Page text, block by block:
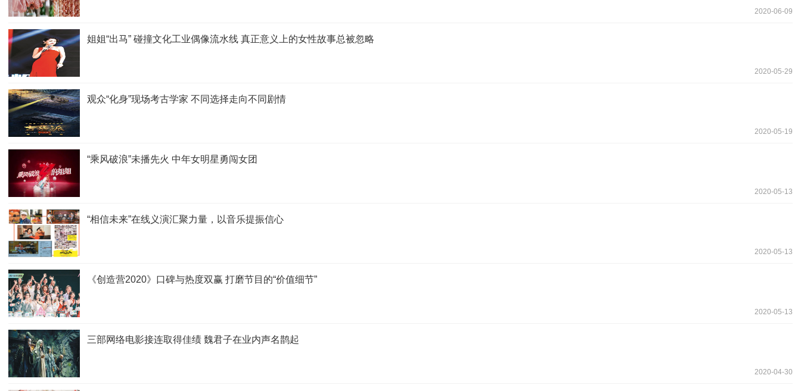
2020-06-09
姐姐“出马” 碰撞文化工业偶像流水线 真正意义上的女性故事总被忽略
2020-05-29
观众“化身”现场考古学家 不同选择走向不同剧情
2020-05-19
“乘风破浪”未播先火 中年女明星勇闯女团
2020-05-13
“相信未来”在线义演汇聚力量，以音乐提振信心
2020-05-13
《创造营2020》口碑与热度双赢 打磨节目的“价值细节”
2020-05-13
三部网络电影接连取得佳绩 魏君子在业内声名鹊起
2020-04-30